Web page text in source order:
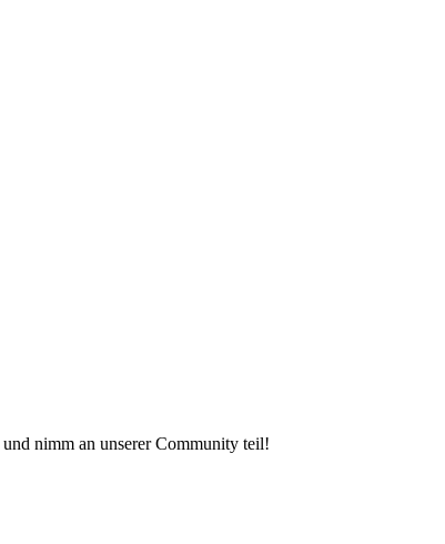
und nimm an unserer Community teil!